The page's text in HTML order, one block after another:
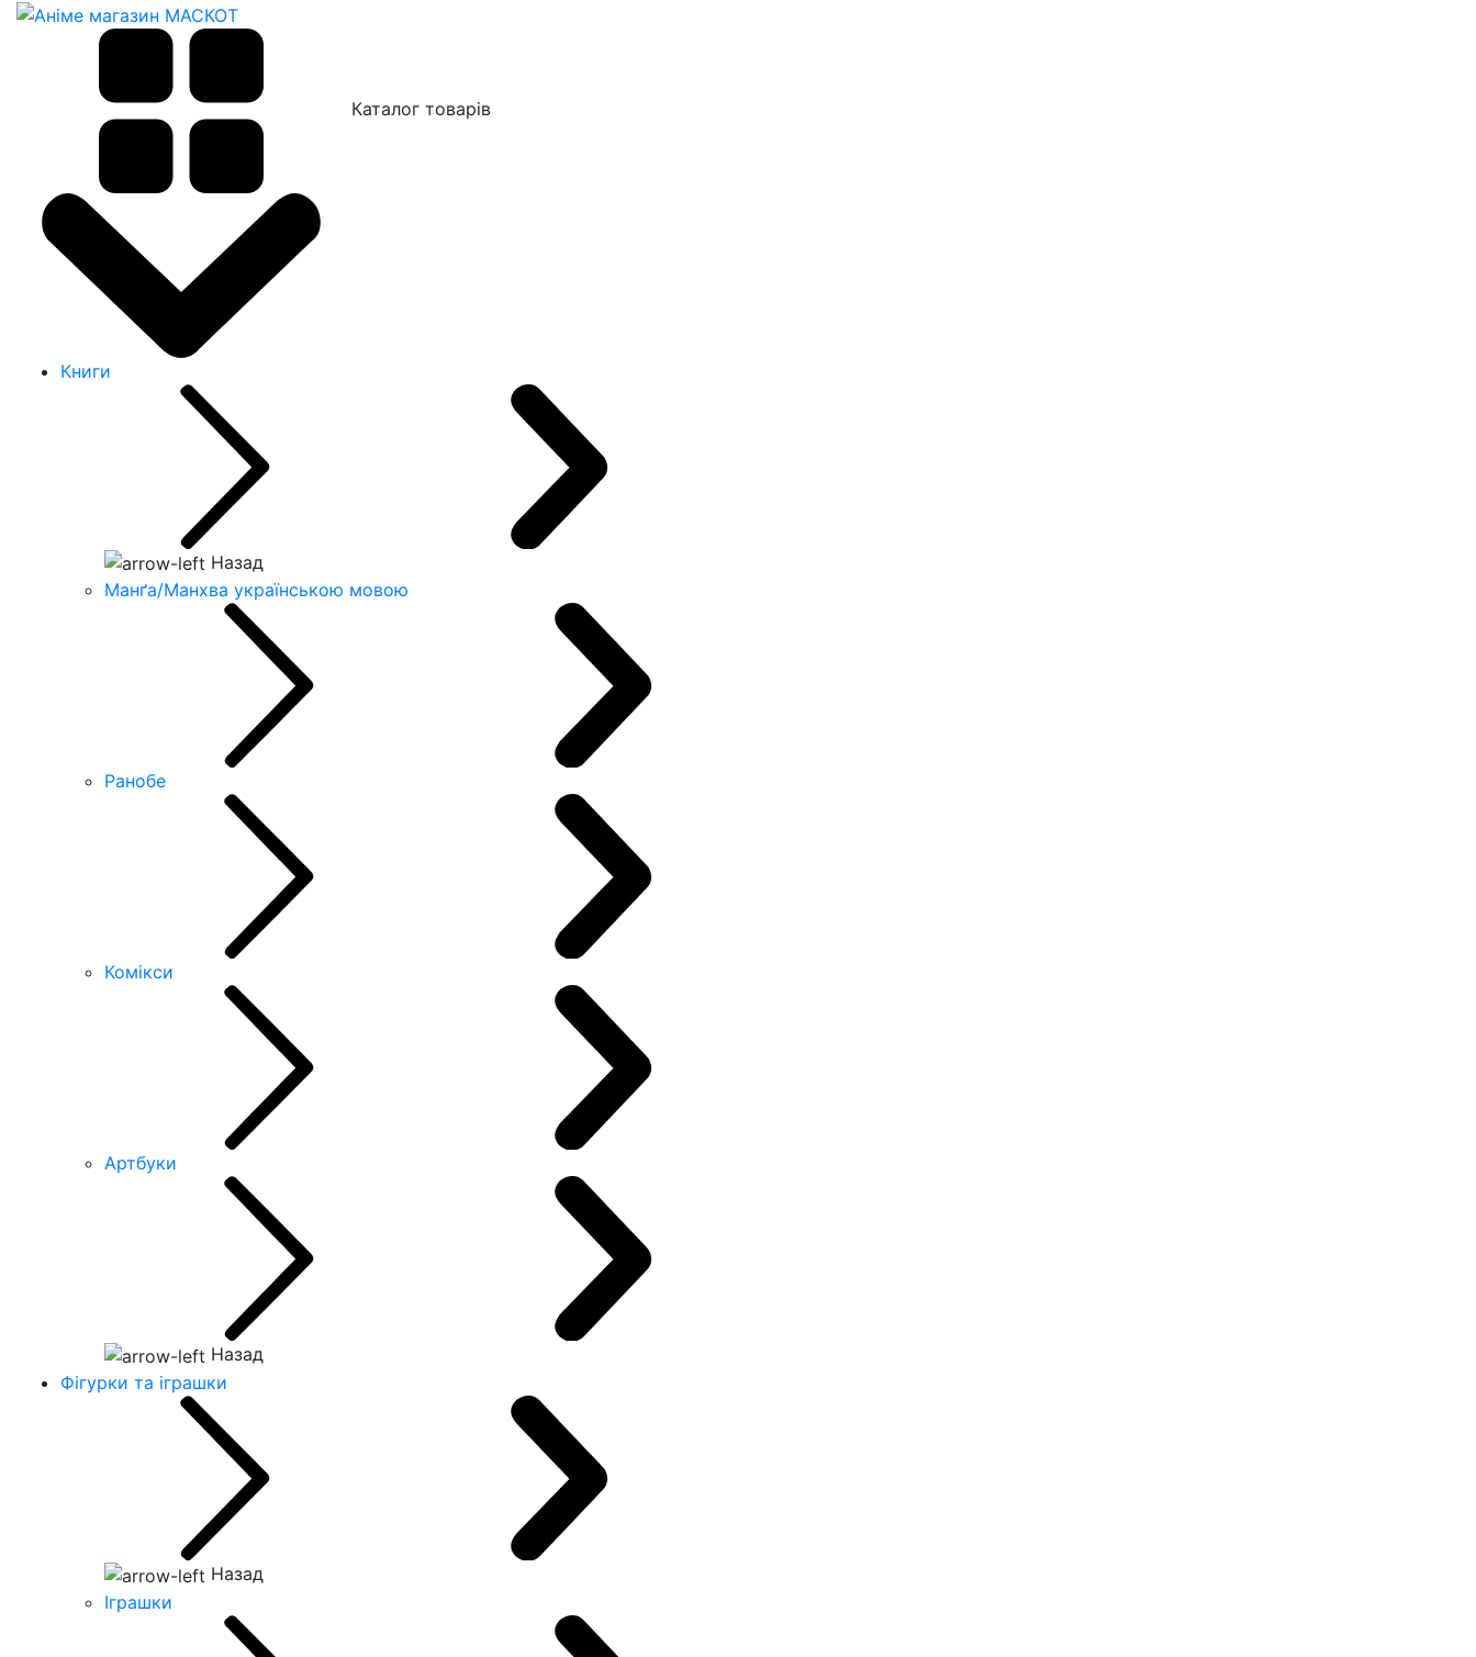
Каталог товарів
Книги
Назад
Манґа/Манхва українською мовою
Ранобе
Комікси
Артбуки
Назад
Фігурки та іграшки
Назад
Іграшки